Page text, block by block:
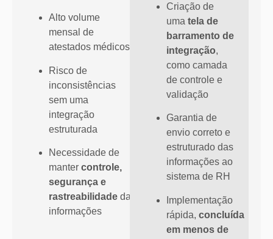
Alto volume
mensal de
atestados médicos
Risco de
inconsistências
sem uma
integração
estruturada
Necessidade de
manter controle,
segurança e
rastreabilidade das
informações
Criação de
umatela de
barramento de
integração,
como camada
de controle e
validação
Garantia de
envio correto e
estruturado das
informações ao
sistema de RH
Implementação
rápida,concluída
em menos de